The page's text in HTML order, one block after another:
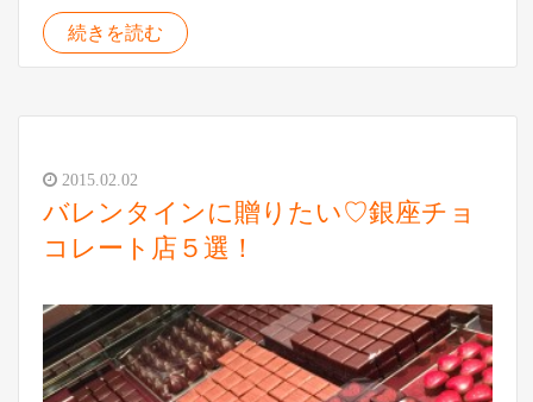
続きを読む
2015.02.02
バレンタインに贈りたい♡銀座チョ
コレート店５選！